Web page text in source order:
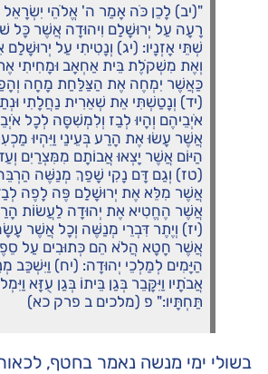
"(יב) לָכֵן כֹּה אָמַר ה' אֱלֹהֵי יִשְׂרָאֵל
רָעָה עַל יְרוּשָׁלִַם וִיהוּדָה אֲשֶׁר כָּל
שְׁתֵּי אָזְנָיו: (יג) וְנָטִיתִי עַל
וְאֶת מִשְׁקֹלֶת בֵּית אַחְאָב וּמָחִיתִי
כַּאֲשֶׁר יִמְחֶה אֶת הַצַּלַּחַת מָחָה
(יד) וְנָטַשְׁתִּי אֵת שְׁאֵרִית נַחֲלָתִי
אֹיְבֵיהֶם וְהָיוּ לְבַז וְלִמְשִׁסָּה לְכָל
אֲשֶׁר עָשׂוּ אֶת הָרַע בְּעֵינַי וַיִּהְיוּ
הַיּוֹם אֲשֶׁר יָצְאוּ אֲבוֹתָם מִמִּצְרַיִם
(טז) וְגַם דָּם נָקִי שָׁפַךְ מְנַשֶּׁה
אֲשֶׁר מִלֵּא אֶת יְרוּשָׁלִַם פֶּה לָפֶה
אֲשֶׁר הֶחֱטִיא אֶת יְהוּדָה לַעֲשׂוֹת
(יז) וְיֶתֶר דִּבְרֵי מְנַשֶּׁה וְכָל אֲשֶׁר
אֲשֶׁר חָטָא הֲלֹא הֵם כְּתוּבִים עַל
הַיָּמִים לְמַלְכֵי יְהוּדָה: (יח) וַיִּשְׁכַּב
אֲבֹתָיו וַיִּקָּבֵר בְּגַן בֵּיתוֹ בְּגַן עֻזָּא
תַּחְתָּיו:" פ (מלכים ב פרק כא)
בשולי ימי מנשה נאמר בחטף,